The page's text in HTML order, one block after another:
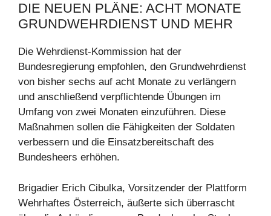
DIE NEUEN PLÄNE: ACHT MONATE
GRUNDWEHRDIENST UND MEHR
Die Wehrdienst-Kommission hat der
Bundesregierung empfohlen, den Grundwehrdienst
von bisher sechs auf acht Monate zu verlängern
und anschließend verpflichtende Übungen im
Umfang von zwei Monaten einzuführen. Diese
Maßnahmen sollen die Fähigkeiten der Soldaten
verbessern und die Einsatzbereitschaft des
Bundesheers erhöhen.
Brigadier Erich Cibulka, Vorsitzender der Plattform
Wehrhaftes Österreich, äußerte sich überrascht